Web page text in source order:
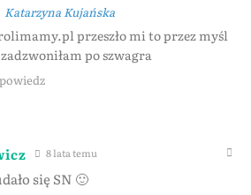
Katarzyna Kujańska
przeszło mi to przez myśl
po szwagra
8 lata temu
się SN 🙂